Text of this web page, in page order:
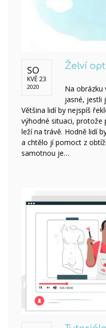
SO
KVĚ 23
2020
Želví
Na obrázku
jasné, jestli
Většina lidí by nejspíš
výhodné situaci, protože
leží na trávě. Hodně lidí
a chtělo jí pomoct z
samotnou je…